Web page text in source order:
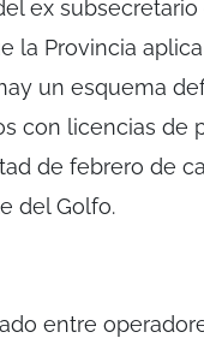
ex subsecretario
la Provincia
un esquema
con licencias de
de febrero de
del Golfo.
entre